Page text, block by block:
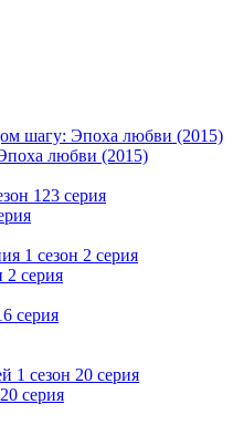
любви (2015)
2 серия
серия